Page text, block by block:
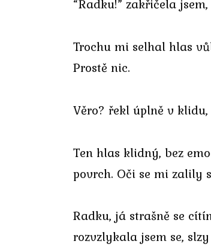
“Radku!” zakřičela
Trochu mi selhal hlas
Prostě nic.
Věro? řekl úplně v klidu,
Ten hlas klidný, bez
povrch. Oči se mi zalily
Radku, já strašně se
rozvzlykala jsem se,